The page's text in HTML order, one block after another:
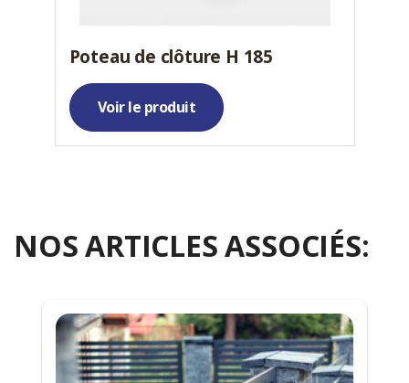
Poteau de clôture H 185
Voir le produit
NOS ARTICLES ASSOCIÉS: